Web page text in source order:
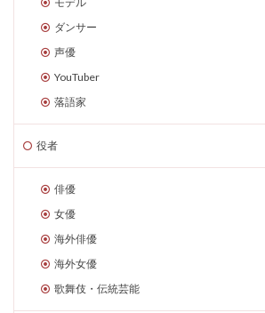
ダンサー
声優
YouTuber
落語家
役者
俳優
女優
海外俳優
海外女優
歌舞伎・伝統芸能